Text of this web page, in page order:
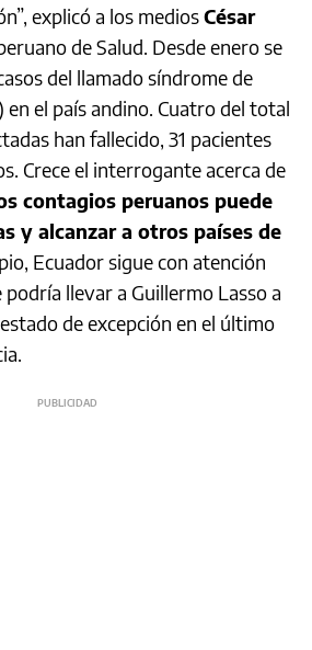
explicó a los mediosCésar
de Salud. Desde enero se
del llamado síndrome de
en el país andino. Cuatro del total
han fallecido, 31 pacientes
Crece el interrogante acerca de
contagios peruanos puede
y alcanzar a otros países de
Ecuador sigue con atención
llevar a Guillermo Lasso a
de excepción en el último